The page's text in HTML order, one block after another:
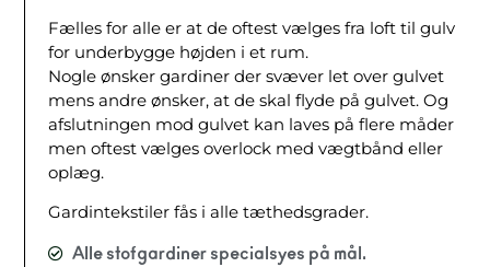
Fælles for alle er at de oftest vælges fra loft til gulv
for underbygge højden i et rum.
Nogle ønsker gardiner der svæver let over gulvet
mens andre ønsker, at de skal flyde på gulvet. Og
afslutningen mod gulvet kan laves på flere måder
men oftest vælges overlock med vægtbånd eller
oplæg.
Gardintekstiler fås i alle tæthedsgrader.
Alle stofgardiner specialsyes på mål.